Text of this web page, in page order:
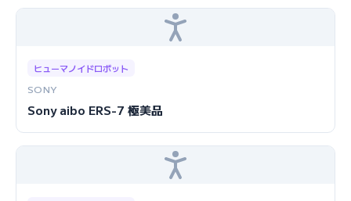
ヒューマノイドロボット
SONY
Sony aibo ERS-7 極美品